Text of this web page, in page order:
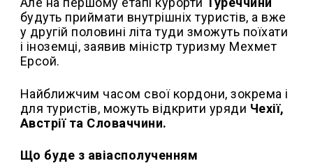
будуть приймати внутрішніх туристів, а вже
у другій половині літа туди зможуть поїхати
і іноземці, заявив міністр туризму Мехмет
Ерсой.
Найближчим часом свої кордони, зокрема і
для туристів, можуть відкрити уряди Чехії,
Австрії та Словаччини.
Що буде з авіасполученням